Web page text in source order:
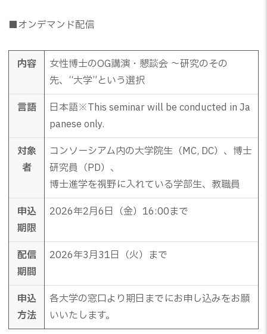
■オンデマンド配信
内容
女性博士のOG講演・懇談会 ～研究のその
先、“大学”という選択
言語
日本語※This seminar will be conducted in Ja
panese only.
対象
者
コンソーシアム内の大学院生（MC, DC）、博士
研究員（PD）、
博士進学を視野に入れている学部生、教職員
申込
期限
2026年2月6日（金）16:00まで
配信
期間
2026年3月31日（火）まで
申込
方法
各大学の窓口より期日までにお申し込みをお願
いいたします。